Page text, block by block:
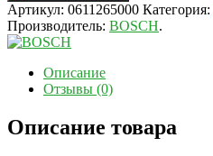
Артикул: 0611265000 Категория:
Производитель: BOSCH.
Описание
Отзывы (0)
Описание товара